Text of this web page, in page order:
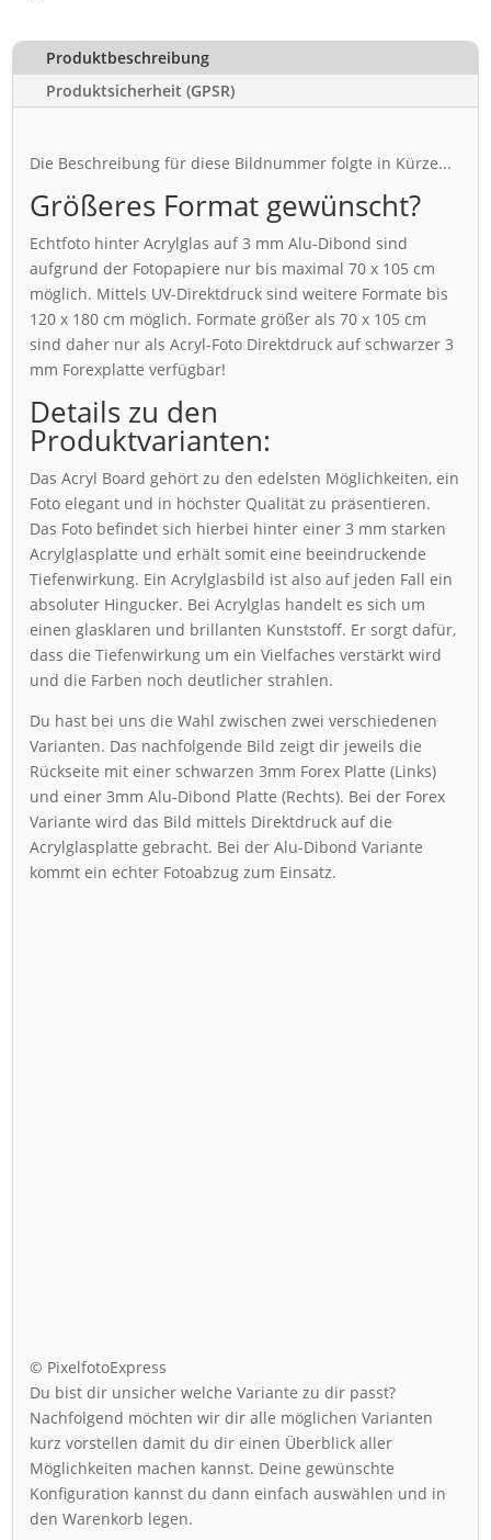
Produktbeschreibung
Produktsicherheit (GPSR)
Die Beschreibung für diese Bildnummer folgte in Kürze...
Größeres Format gewünscht?
Echtfoto hinter Acrylglas auf 3 mm Alu-Dibond sind
aufgrund der Fotopapiere nur bis maximal 70 x 105 cm
möglich. Mittels UV-Direktdruck sind weitere Formate bis
120 x 180 cm möglich. Formate größer als 70 x 105 cm
sind daher nur als Acryl-Foto Direktdruck auf schwarzer 3
mm Forexplatte verfügbar!
Details zu den
Produktvarianten:
Das Acryl Board gehört zu den edelsten Möglichkeiten, ein
Foto elegant und in höchster Qualität zu präsentieren.
Das Foto befindet sich hierbei hinter einer 3 mm starken
Acrylglasplatte und erhält somit eine beeindruckende
Tiefenwirkung. Ein Acrylglasbild ist also auf jeden Fall ein
absoluter Hingucker. Bei Acrylglas handelt es sich um
einen glasklaren und brillanten Kunststoff. Er sorgt dafür,
dass die Tiefenwirkung um ein Vielfaches verstärkt wird
und die Farben noch deutlicher strahlen.
Du hast bei uns die Wahl zwischen zwei verschiedenen
Varianten. Das nachfolgende Bild zeigt dir jeweils die
Rückseite mit einer schwarzen 3mm Forex Platte (Links)
und einer 3mm Alu-Dibond Platte (Rechts). Bei der Forex
Variante wird das Bild mittels Direktdruck auf die
Acrylglasplatte gebracht. Bei der Alu-Dibond Variante
kommt ein echter Fotoabzug zum Einsatz.
© PixelfotoExpress
Du bist dir unsicher welche Variante zu dir passt?
Nachfolgend möchten wir dir alle möglichen Varianten
kurz vorstellen damit du dir einen Überblick aller
Möglichkeiten machen kannst. Deine gewünschte
Konfiguration kannst du dann einfach auswählen und in
den Warenkorb legen.